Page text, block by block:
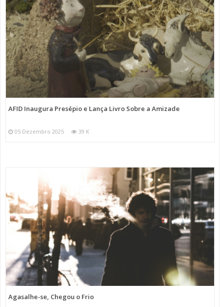
AFID Inaugura Presépio e Lança Livro Sobre a Amizade
05 Dezembro 2025 39 K
Agasalhe-se, Chegou o Frio